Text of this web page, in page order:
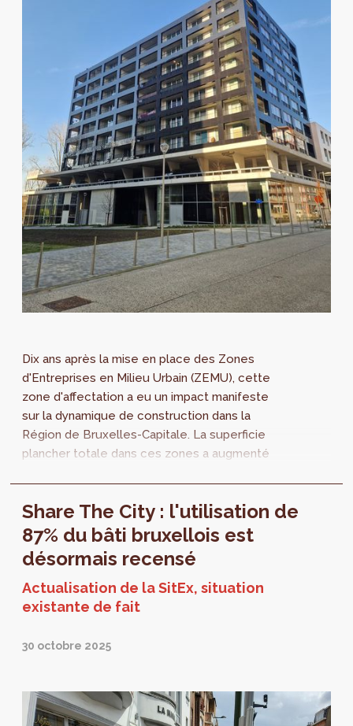
Dix ans après la mise en place des Zones
d'Entreprises en Milieu Urbain (ZEMU), cette
zone d'affectation a eu un impact manifeste
sur la dynamique de construction dans la
Région de Bruxelles-Capitale. La superficie
plancher totale dans ces zones a augmenté
Share The City : l'utilisation de
87% du bâti bruxellois est
désormais recensé
Actualisation de la SitEx, situation
existante de fait
30 octobre 2025